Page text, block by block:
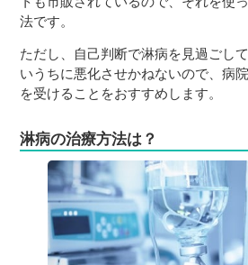
法です。
ただし、自己判断で淋病を見過ごし
いうちに悪化させかねないので、病
を受けることをおすすめします。
淋病の治療方法は？